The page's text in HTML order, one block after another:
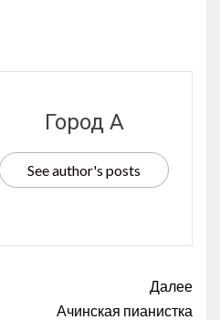
Город А
See author's posts
Далее
Ачинская пианистка